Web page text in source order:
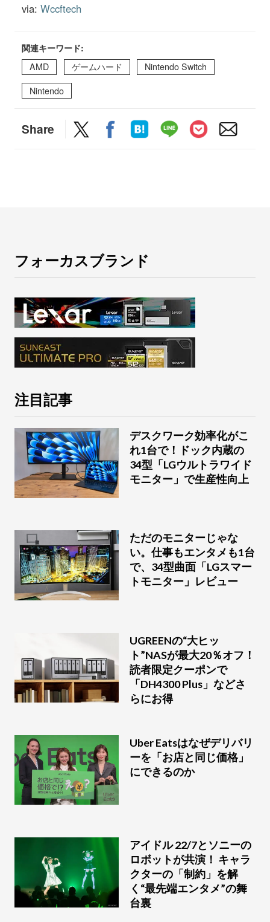
via: Wccftech
関連キーワード:
AMD
ゲームハード
Nintendo Switch
Nintendo
Share
フォーカスブランド
注目記事
デスクワーク効率化がこ
れ1台で！ドック内蔵の
34型「LGウルトラワイド
モニター」で生産性向上
ただのモニターじゃな
い。仕事もエンタメも1台
で、34型曲面「LGスマー
トモニター」レビュー
UGREENの“大ヒッ
ト”NASが最大20％オフ！
読者限定クーポンで
「DH4300 Plus」などさ
らにお得
Uber Eatsはなぜデリバリ
ーを「お店と同じ価格」
にできるのか
アイドル 22/7とソニーの
ロボットが共演！ キャラ
クターの「制約」を解
く“最先端エンタメ”の舞
台裏